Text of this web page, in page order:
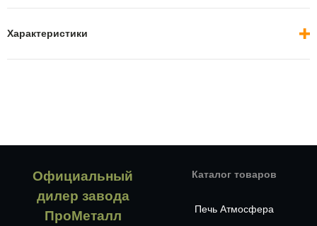
Характеристики
Официальный
дилер завода
ПроМеталл
Каталог товаров
Печь Атмосфера